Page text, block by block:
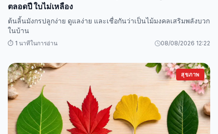
ตลอดปี ใบไม่เหลือง
ต้นลิ้นมังกรปลูกง่าย ดูแลง่าย และเชื่อกันว่าเป็นไม้มงคลเสริมพลังบวก
ในบ้าน
⏱️ 1 นาทีในการอ่าน 08/08/2026 12:22
สุขภาพ